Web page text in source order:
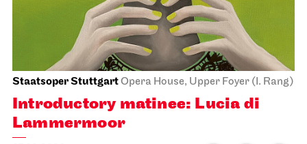
Staatsoper StuttgartOpera House, Upper Foyer (I. Rang)
Introductory matinee: Lucia di
Lammermoor